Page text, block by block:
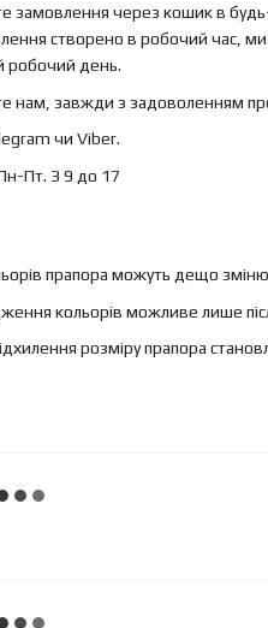
замовлення через кошик в
створено в робочий час,
робочий день.
нам, завжди з задоволенням
чи Viber.
Пт. З 9 до 17
прапора можуть дещо
кольорів можливе лише
розміру прапора